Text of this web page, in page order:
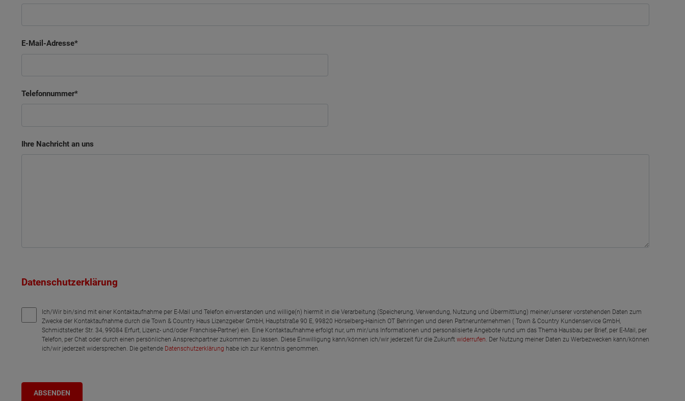
E-Mail-Adresse
Telefonnummer
Ihre Nachricht an uns
Datenschutzerklärung
Ich/Wir bin/sind mit einer Kontaktaufnahme per E-Mail und Telefon einverstanden und willige(n) hiermit in die Verarbeitung (Speicherung, Verwendung, Nutzung und Übermittlung) meiner/unserer vorstehenden Daten zum
Zwecke der Kontaktaufnahme durch die Town & Country Haus Lizenzgeber GmbH, Hauptstraße 90 E, 99820 Hörselberg-Hainich OT Behringen und deren Partnerunternehmen ( Town & Country Kundenservice GmbH,
Schmidtstedter Str. 34, 99084 Erfurt, Lizenz- und/oder Franchise-Partner) ein. Eine Kontaktaufnahme erfolgt nur, um mir/uns Informationen und personalisierte Angebote rund um das Thema Hausbau per Brief, per E-Mail, per
Telefon, per Chat oder durch einen persönlichen Ansprechpartner zukommen zu lassen. Diese Einwilligung kann/können ich/wir jederzeit für die Zukunft widerrufen. Der Nutzung meiner Daten zu Werbezwecken kann/können
ich/wir jederzeit widersprechen. Die geltende Datenschutzerklärung habe ich zur Kenntnis genommen.